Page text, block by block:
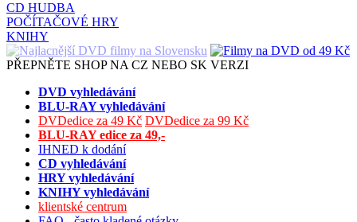
CD HUDBA
POČÍTAČOVÉ HRY
KNIHY
PŘEPNĚTE SHOP NA CZ NEBO SK VERZI
DVD vyhledávání
BLU-RAY vyhledávání
DVDedice za 49 Kč DVDedice za 99 Kč
BLU-RAY edice za 49,-
IHNED k dodání
CD vyhledávání
HRY vyhledávání
KNIHY vyhledávání
klientské centrum